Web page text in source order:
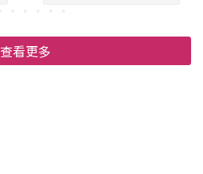
查看更多